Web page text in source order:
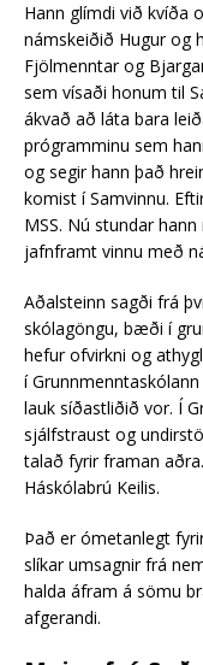
Hann glímdi við kvíða
námskeiðið Hugur og
Fjölmenntar og
sem vísaði honum til
ákvað að láta bara
prógramminu sem
og segir hann það
komist í Samvinnu.
MSS. Nú stundar
jafnframt vinnu með
Aðalsteinn sagði frá
skólagöngu, bæði í
hefur ofvirkni og
í
lauk síðastliðið vor. Í
sjálfstraust og
talað fyrir framan
Háskólabrú Keilis.
Það er ómetanlegt
slíkar umsagnir frá
halda áfram á sömu
afgerandi.